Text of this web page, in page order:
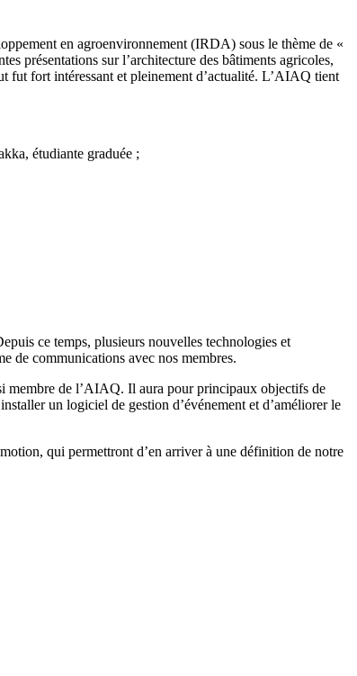
en agroenvironnement (IRDA) sous le thème de «
présentations sur l’architecture des bâtiments agricoles,
fut fort intéressant et pleinement d’actualité. L’AIAQ tient
étudiante graduée ;
ce temps, plusieurs nouvelles technologies et
de communications avec nos membres.
membre de l’AIAQ. Il aura pour principaux objectifs de
un logiciel de gestion d’événement et d’améliorer le
qui permettront d’en arriver à une définition de notre